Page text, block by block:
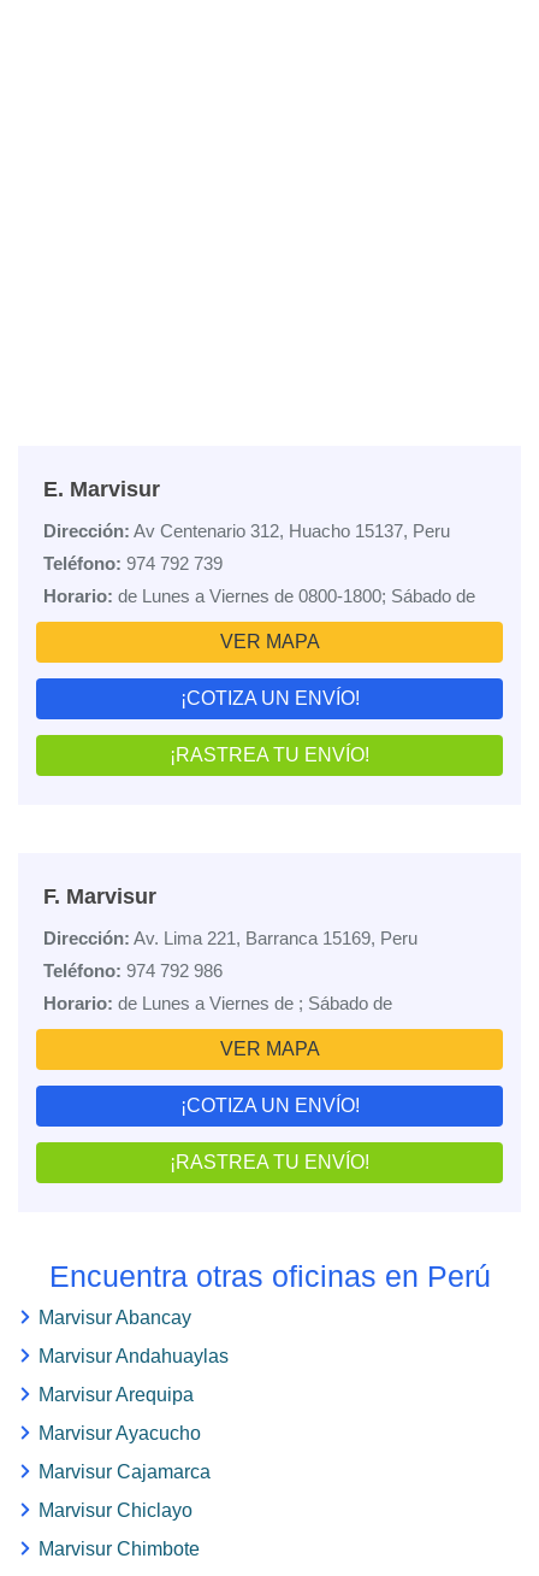
E. Marvisur
Dirección: Av Centenario 312, Huacho 15137, Peru
Teléfono: 974 792 739
Horario: de Lunes a Viernes de 0800-1800; Sábado de
VER MAPA
¡COTIZA UN ENVÍO!
¡RASTREA TU ENVÍO!
F. Marvisur
Dirección: Av. Lima 221, Barranca 15169, Peru
Teléfono: 974 792 986
Horario: de Lunes a Viernes de ; Sábado de
VER MAPA
¡COTIZA UN ENVÍO!
¡RASTREA TU ENVÍO!
Encuentra otras oficinas en Perú
Marvisur Abancay
Marvisur Andahuaylas
Marvisur Arequipa
Marvisur Ayacucho
Marvisur Cajamarca
Marvisur Chiclayo
Marvisur Chimbote